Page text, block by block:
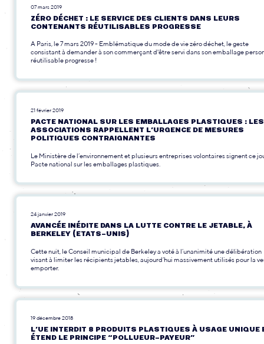
07 mars 2019
ZÉRO DÉCHET : LE SERVICE DES CLIENTS DANS LEURS
CONTENANTS RÉUTILISABLES PROGRESSE
A Paris, le 7 mars 2019 - Emblématique du mode de vie zéro déchet, le geste
consistant à demander à son commerçant d'être servi dans son emballage
réutilisable progresse !
21 février 2019
PACTE NATIONAL SUR LES EMBALLAGES PLASTIQUES : LES
ASSOCIATIONS RAPPELLENT L’URGENCE DE MESURES
POLITIQUES CONTRAIGNANTES
Le Ministère de l’environnement et plusieurs entreprises volontaires signent ce
Pacte national sur les emballages plastiques.
24 janvier 2019
AVANCÉE INÉDITE DANS LA LUTTE CONTRE LE JETABLE, À
BERKELEY (ETATS-UNIS)
Cette nuit, le Conseil municipal de Berkeley a voté à l’unanimité une délibération
visant à limiter les récipients jetables, aujourd’hui massivement utilisés pour la
emporter.
19 décembre 2018
L’UE INTERDIT 8 PRODUITS PLASTIQUES À USAGE UNIQUE
ÉTEND LE PRINCIPE “POLLUEUR-PAYEUR”